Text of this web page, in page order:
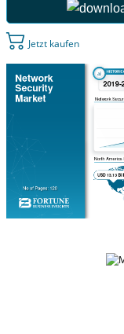
Jetzt kaufen